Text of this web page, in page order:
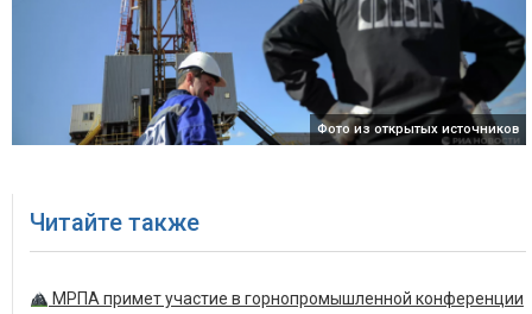
Фото из открытых источников
Читайте также
МРПА примет участие в горнопромышленной конференции